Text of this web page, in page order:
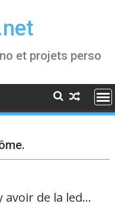
et projets perso
avoir de la led…